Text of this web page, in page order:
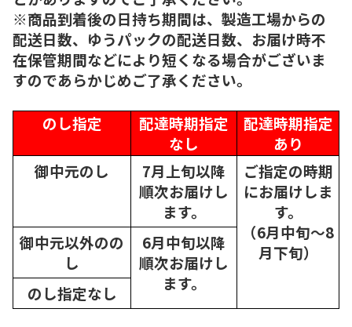
※商品到着後の日持ち期間は、製造工場からの
配送日数、ゆうパックの配送日数、お届け時不
在保管期間などにより短くなる場合がございま
すのであらかじめご了承ください。
のし指定
配達時期指定
なし
配達時期指定
あり
御中元のし
7月上旬以降
順次お届けし
ます。
ご指定の時期
にお届けしま
す。
（6月中旬～8
月下旬）
御中元以外のの
し
6月中旬以降
順次お届けし
ます。
のし指定なし